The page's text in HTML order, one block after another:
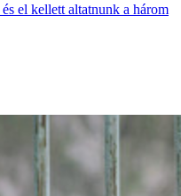
el kellett altatnunk a három